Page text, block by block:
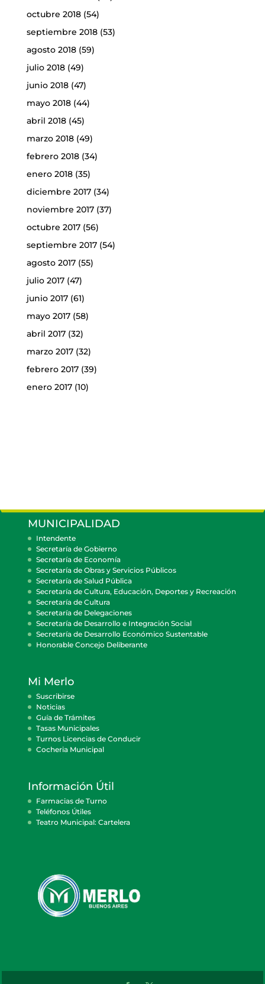
octubre 2018(54)
septiembre 2018(53)
agosto 2018(59)
julio 2018(49)
junio 2018(47)
mayo 2018(44)
abril 2018(45)
marzo 2018(49)
febrero 2018(34)
enero 2018(35)
diciembre 2017(34)
noviembre 2017(37)
octubre 2017(56)
septiembre 2017(54)
agosto 2017(55)
julio 2017(47)
junio 2017(61)
mayo 2017(58)
abril 2017(32)
marzo 2017(32)
febrero 2017(39)
enero 2017(10)
MUNICIPALIDAD
Intendente
Secretaría de Gobierno
Secretaría de Economía
Secretaría de Obras y Servicios Públicos
Secretaría de Salud Pública
Secretaría de Cultura, Educación, Deportes y Recreación
Secretaría de Cultura
Secretaría de Delegaciones
Secretaría de Desarrollo e Integración Social
Secretaría de Desarrollo Económico Sustentable
Honorable Concejo Deliberante
Mi Merlo
Suscribirse
Noticias
Guía de Trámites
Tasas Municipales
Turnos Licencias de Conducir
Cocheria Municipal
Información Útil
Farmacias de Turno
Teléfonos Útiles
Teatro Municipal: Cartelera